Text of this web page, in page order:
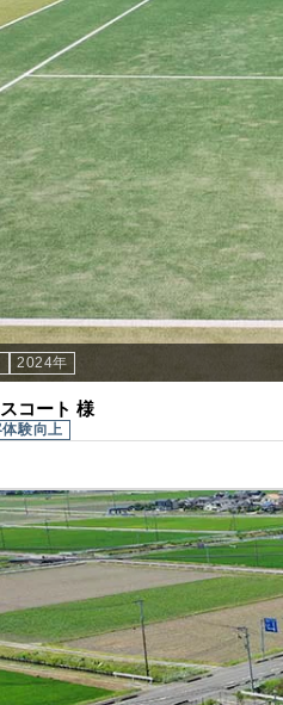
2024年
コート 様
験向上